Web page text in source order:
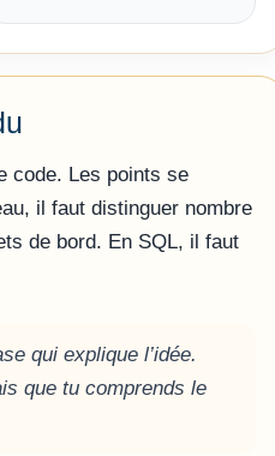
code. Les points se
il faut distinguer nombre
de bord. En SQL, il faut
qui explique l’idée.
que tu comprends le